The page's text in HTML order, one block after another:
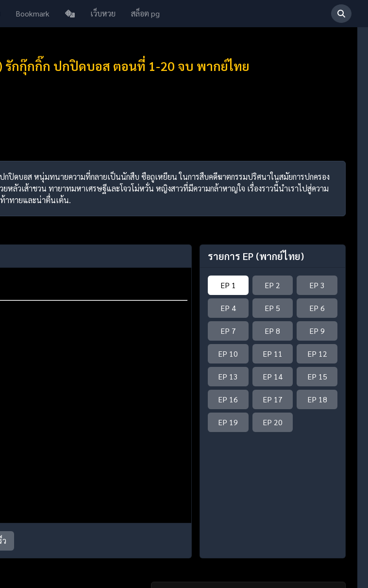
Bookmark เว็บหวย สล็อต pg
รักกุ๊กกิ๊ก ปกปิดบอส ตอนที่ 1-20 จบ พากย์ไทย
ปกปิดบอส หนุ่มทนายความที่กลายเป็นนักสืบ ซือถูเหยียน ในการสืบคดีฆาตกรรมปริศนาในสมัยการปกครอง
ลัวเส้าชวน ทายาทมหาเศรษฐีและโจวโม่หวั่น หญิงสาวที่มีความกล้าหาญใจ เรื่องราวนี้นำเราไปสู่ความ
าทายและน่าตื่นเต้น.
ว
รายการ EP (พากย์ไทย)
EP 1 EP 2 EP 3
EP 4 EP 5 EP 6
EP 7 EP 8 EP 9
EP 10 EP 11 EP 12
EP 13 EP 14 EP 15
EP 16 EP 17 EP 18
EP 19 EP 20